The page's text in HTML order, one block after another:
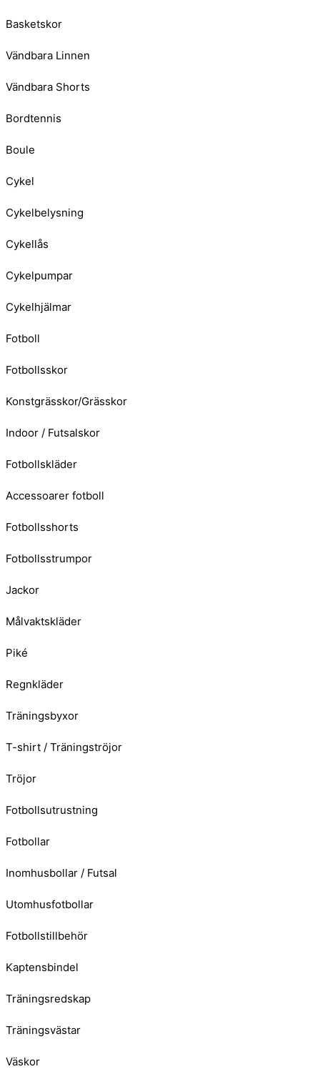
Basketskor
Vändbara Linnen
Vändbara Shorts
Bordtennis
Boule
Cykel
Cykelbelysning
Cykellås
Cykelpumpar
Cykelhjälmar
Fotboll
Fotbollsskor
Konstgrässkor/Grässkor
Indoor / Futsalskor
Fotbollskläder
Accessoarer fotboll
Fotbollsshorts
Fotbollsstrumpor
Jackor
Målvaktskläder
Piké
Regnkläder
Träningsbyxor
T-shirt / Träningströjor
Tröjor
Fotbollsutrustning
Fotbollar
Inomhusbollar / Futsal
Utomhusfotbollar
Fotbollstillbehör
Kaptensbindel
Träningsredskap
Träningsvästar
Väskor